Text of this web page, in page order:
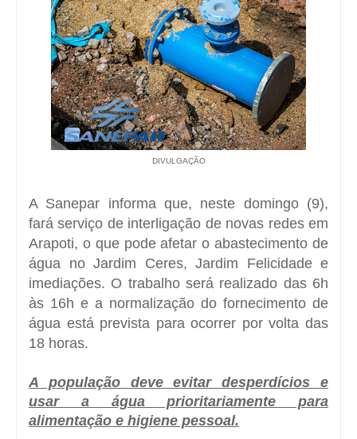
DIVULGAÇÃO
A Sanepar informa que, neste domingo (9),
fará serviço de interligação de novas redes em
Arapoti, o que pode afetar o abastecimento de
água no Jardim Ceres, Jardim Felicidade e
imediações. O trabalho será realizado das 6h
às 16h e a normalização do fornecimento de
água está prevista para ocorrer por volta das
18 horas.
A população deve evitar desperdícios e
usar a água prioritariamente para
alimentação e higiene pessoal.